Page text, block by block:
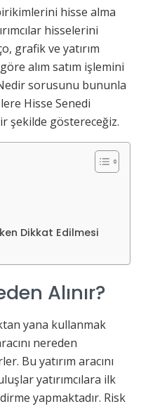
hisse alma
hisselerini
grafik ve yatırım
alım satım işlemini
sorusunu bununla
Hisse Senedi
şekilde göstereceğiz.
Dikkat Edilmesi
Alınır?
yana kullanmak
nereden
Bu yatırım aracını
yatırımcılara ilk
yapmaktadır. Risk